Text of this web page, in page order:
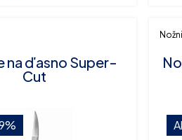
na ďasno Super-
Cut